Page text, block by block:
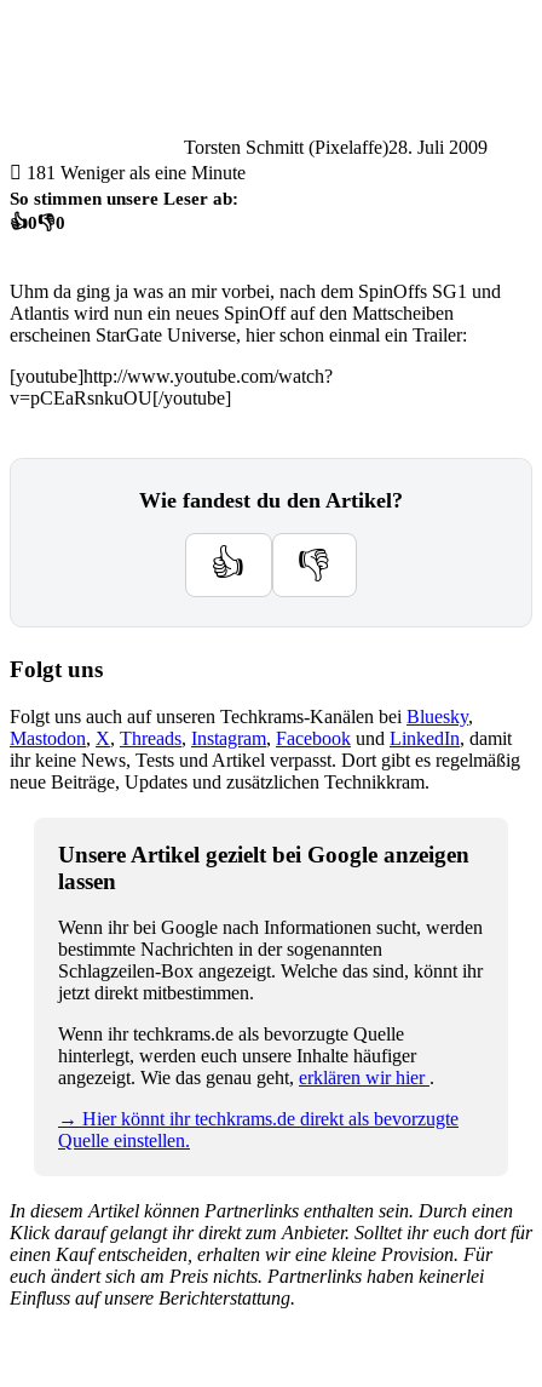
Torsten Schmitt (Pixelaffe)28. Juli 2009
181 Weniger als eine Minute
So stimmen unsere Leser ab:
👍0👎0
Uhm da ging ja was an mir vorbei, nach dem SpinOffs SG1 und
Atlantis wird nun ein neues SpinOff auf den Mattscheiben
erscheinen StarGate Universe, hier schon einmal ein Trailer:
[youtube]http://www.youtube.com/watch?
v=pCEaRsnkuOU[/youtube]
Wie fandest du den Artikel?
👍 👎
Folgt uns
Folgt uns auch auf unseren Techkrams-Kanälen bei Bluesky,
Mastodon, X, Threads, Instagram, Facebook und LinkedIn, damit
ihr keine News, Tests und Artikel verpasst. Dort gibt es regelmäßig
neue Beiträge, Updates und zusätzlichen Technikkram.
Unsere Artikel gezielt bei Google anzeigen
lassen
Wenn ihr bei Google nach Informationen sucht, werden
bestimmte Nachrichten in der sogenannten
Schlagzeilen-Box angezeigt. Welche das sind, könnt ihr
jetzt direkt mitbestimmen.
Wenn ihr techkrams.de als bevorzugte Quelle
hinterlegt, werden euch unsere Inhalte häufiger
angezeigt. Wie das genau geht, erklären wir hier .
→ Hier könnt ihr techkrams.de direkt als bevorzugte
Quelle einstellen.
In diesem Artikel können Partnerlinks enthalten sein. Durch einen
Klick darauf gelangt ihr direkt zum Anbieter. Solltet ihr euch dort für
einen Kauf entscheiden, erhalten wir eine kleine Provision. Für
euch ändert sich am Preis nichts. Partnerlinks haben keinerlei
Einfluss auf unsere Berichterstattung.